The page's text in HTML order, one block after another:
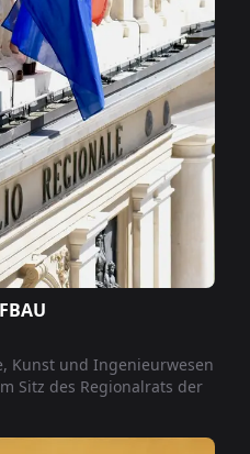
Kunst und Ingenieurwesen
Sitz des Regionalrats der